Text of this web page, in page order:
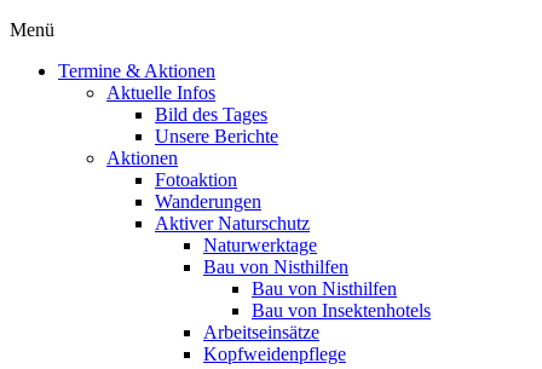
Menü
Termine & Aktionen
Aktuelle Infos
Bild des Tages
Unsere Berichte
Aktionen
Fotoaktion
Wanderungen
Aktiver Naturschutz
Naturwerktage
Bau von Nisthilfen
Bau von Nisthilfen
Bau von Insektenhotels
Arbeitseinsätze
Kopfweidenpflege